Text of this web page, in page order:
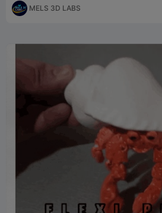
MELS 3D LABS